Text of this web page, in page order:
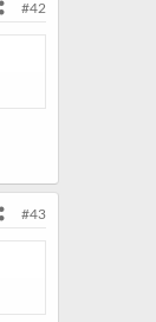
#42
#43